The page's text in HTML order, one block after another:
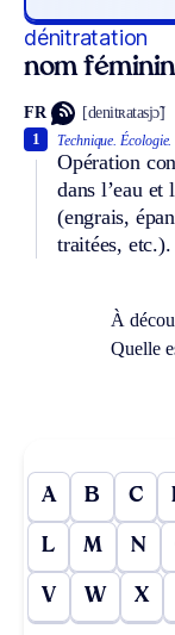
dénitratation
nom féminin
FR [denitʀatasjɔ̃]
Technique. Écologie.
Opération
dans l’eau et
(engrais,
traitées, etc.).
1
À
Quelle
A B C
L M N
V W X